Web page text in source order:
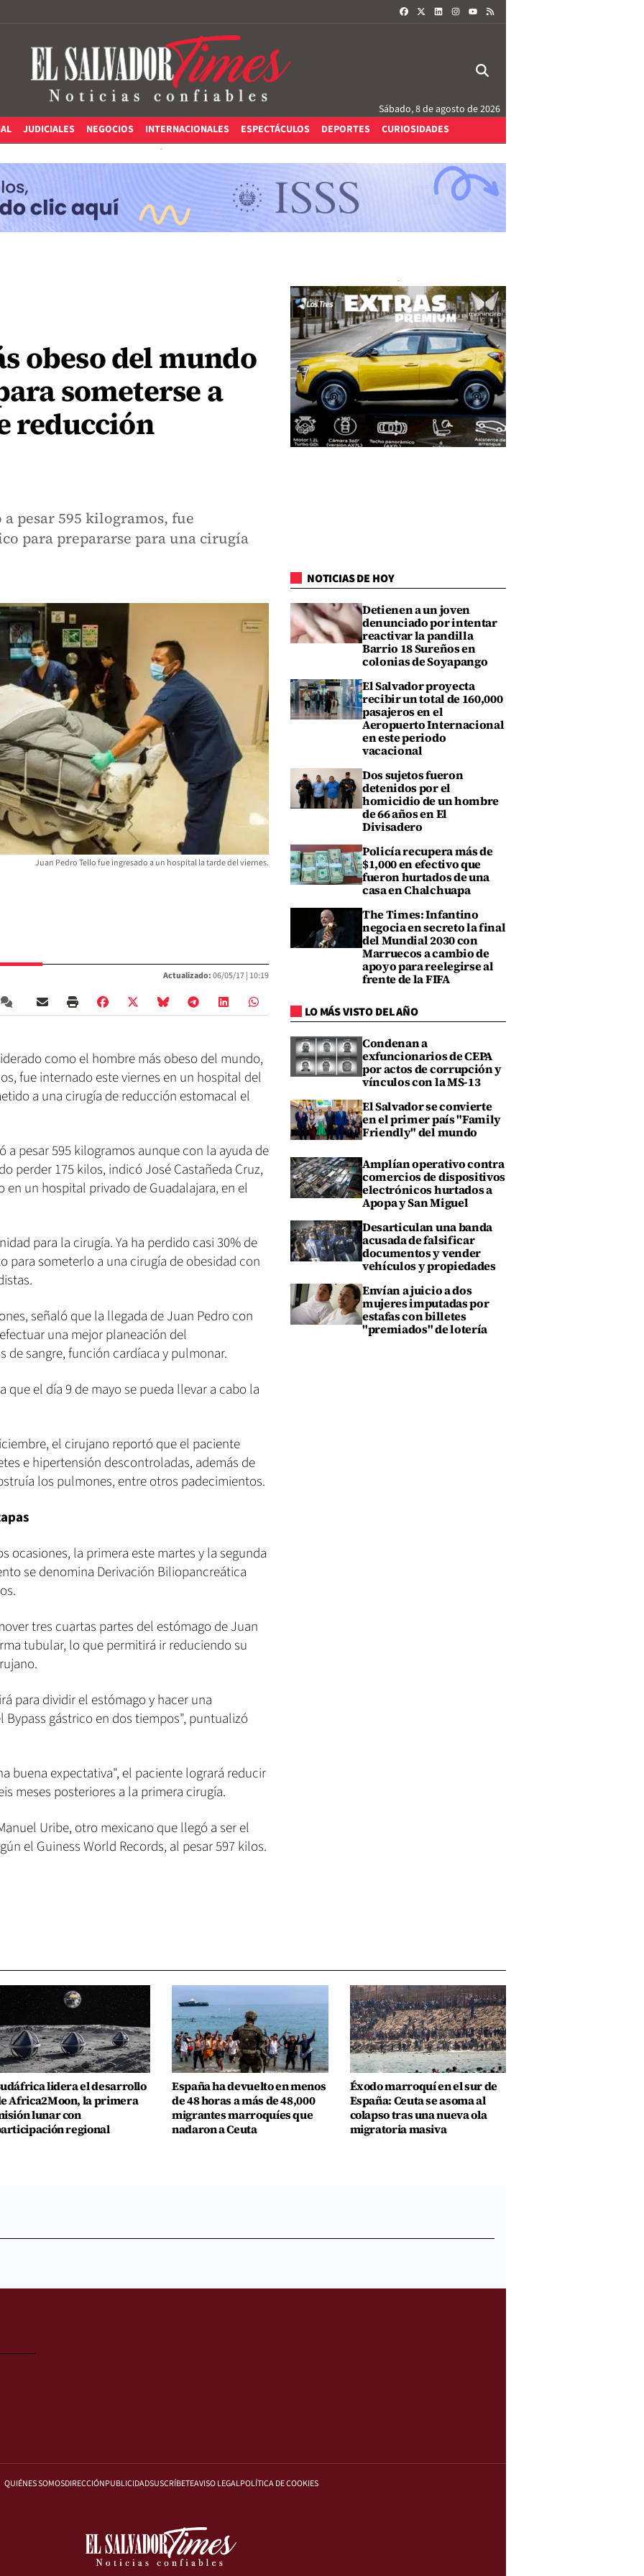
FACEBOOKLINKEDININSTAGRAM
Sábado, 8 de agosto de 2026
JUDICIALES NEGOCIOS INTERNACIONALES ESPECTÁCULOS DEPORTES CURIOSIDADES
obeso del mundo
someterse a
reducción
pesar 595 kilogramos, fue
para prepararse para una cirugía
Juan Pedro Tello fue ingresado a un hospital la tarde del viernes.
Actualizado:06/05/17 | 10:19
como el hombre más obeso del mundo,
fue internado este viernes en un hospital del
a una cirugía de reducción estomacal el
a pesar 595 kilogramos aunque con la ayuda de
perder 175 kilos, indicó José Castañeda Cruz,
un hospital privado de Guadalajara, en el
para la cirugía. Ya ha perdido casi 30% de
para someterlo a una cirugía de obesidad con
señaló que la llegada de Juan Pedro con
una mejor planeación del
sangre, función cardíaca y pulmonar.
el día 9 de mayo se pueda llevar a cabo la
el cirujano reportó que el paciente
e hipertensión descontroladas, además de
los pulmones, entre otros padecimientos.
ocasiones, la primera este martes y la segunda
se denomina Derivación Biliopancreática
tres cuartas partes del estómago de Juan
tubular, lo que permitirá ir reduciendo su
para dividir el estómago y hacer una
gástrico en dos tiempos", puntualizó
buena expectativa", el paciente logrará reducir
meses posteriores a la primera cirugía.
Uribe, otro mexicano que llegó a ser el
el Guiness World Records, al pesar 597 kilos.
NOTICIAS DE HOY
Detienen a un joven
denunciado por intentar
reactivar la pandilla
Barrio 18 Sureños en
colonias de Soyapango
El Salvador proyecta
recibir un total de 160,000
pasajeros en el
Aeropuerto Internacional
en este periodo
vacacional
Dos sujetos fueron
detenidos por el
homicidio de un hombre
de 66 años en El
Divisadero
Policía recupera más de
$1,000 en efectivo que
fueron hurtados de una
casa en Chalchuapa
The Times: Infantino
negocia en secreto la final
del Mundial 2030 con
Marruecos a cambio de
apoyo para reelegirse al
frente de la FIFA
LO MÁS VISTO DEL AÑO
Condenan a
exfuncionarios de CEPA
por actos de corrupción y
vínculos con la MS-13
El Salvador se convierte
en el primer país "Family
Friendly" del mundo
Amplían operativo contra
comercios de dispositivos
electrónicos hurtados a
Apopa y San Miguel
Desarticulan una banda
acusada de falsificar
documentos y vender
vehículos y propiedades
Envían a juicio a dos
mujeres imputadas por
estafas con billetes
"premiados" de lotería
lidera el desarrollo
Africa2Moon, la primera
lunar con
regional
España ha devuelto en menos
de 48 horas a más de 48,000
migrantes marroquíes que
nadaron a Ceuta
Éxodo marroquí en el sur de
España: Ceuta se asoma al
colapso tras una nueva ola
migratoria masiva
QUIÉNES SOMOSDIRECCIÓNPUBLICIDADSUSCRÍBETEAVISO LEGALPOLÍTICA DE COOKIES